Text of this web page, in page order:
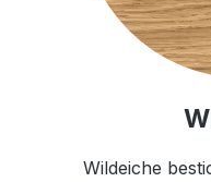
Wildeiche